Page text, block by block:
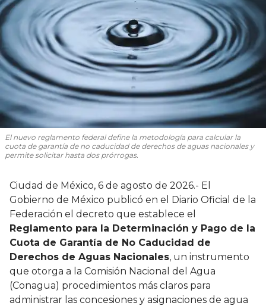
El nuevo reglamento federal define la metodología para calcular la
cuota de garantía de no caducidad de derechos de aguas nacionales y
permite solicitar hasta dos prórrogas.
Ciudad de México, 6 de agosto de 2026.- El
Gobierno de México publicó en el Diario Oficial de la
Federación el decreto que establece el
Reglamento para la Determinación y Pago de la
Cuota de Garantía de No Caducidad de
Derechos de Aguas Nacionales, un instrumento
que otorga a la Comisión Nacional del Agua
(Conagua) procedimientos más claros para
administrar las concesiones y asignaciones de agua